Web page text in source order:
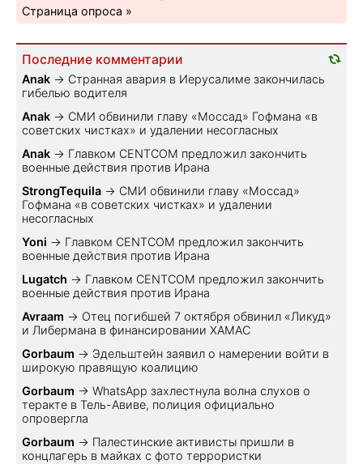
Страница опроса »
Последние комментарии
Anak → Странная авария в Иерусалиме закончилась
гибелью водителя
Anak → СМИ обвинили главу «Моссад» Гофмана «в
советских чистках» и удалении несогласных
Anak → Главком CENTCOM предложил закончить
военные действия против Ирана
StrongTequila → СМИ обвинили главу «Моссад»
Гофмана «в советских чистках» и удалении
несогласных
Yoni → Главком CENTCOM предложил закончить
военные действия против Ирана
Lugatch → Главком CENTCOM предложил закончить
военные действия против Ирана
Avraam → Отец погибшей 7 октября обвинил «Ликуд»
и Либермана в финансировании ХАМАС
Gorbaum → Эдельштейн заявил о намерении войти в
широкую правящую коалицию
Gorbaum → WhatsApp захлестнула волна слухов о
теракте в Тель-Авиве, полиция официально
опровергла
Gorbaum → Палестинские активисты пришли в
концлагерь в майках с фото террористки